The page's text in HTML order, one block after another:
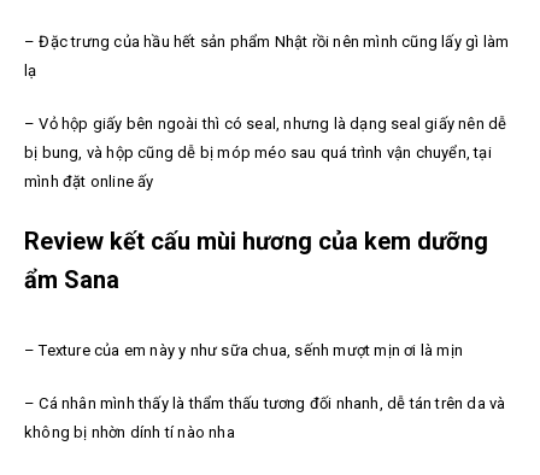
– Đặc trưng của hầu hết sản phẩm Nhật rồi nên mình cũng lấy gì làm
lạ
– Vỏ hộp giấy bên ngoài thì có seal, nhưng là dạng seal giấy nên dễ
bị bung, và hộp cũng dễ bị móp méo sau quá trình vận chuyển, tại
mình đặt online ấy
Review kết cấu mùi hương của kem dưỡng
ẩm Sana
– Texture của em này y như sữa chua, sếnh mượt mịn ơi là mịn
– Cá nhân mình thấy là thẩm thấu tương đối nhanh, dễ tán trên da và
không bị nhờn dính tí nào nha